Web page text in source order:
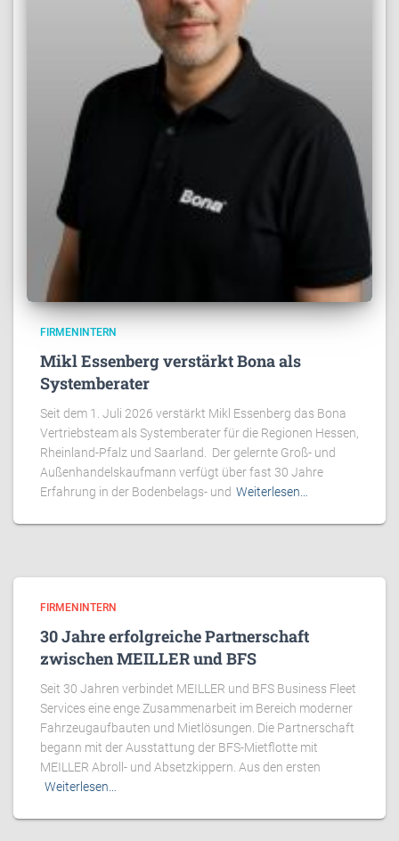
FIRMENINTERN
Mikl Essenberg verstärkt Bona als
Systemberater
Seit dem 1. Juli 2026 verstärkt Mikl Essenberg das Bona
Vertriebsteam als Systemberater für die Regionen Hessen,
Rheinland-Pfalz und Saarland. Der gelernte Groß- und
Außenhandelskaufmann verfügt über fast 30 Jahre
Erfahrung in der Bodenbelags- und Weiterlesen…
FIRMENINTERN
30 Jahre erfolgreiche Partnerschaft
zwischen MEILLER und BFS
Seit 30 Jahren verbindet MEILLER und BFS Business Fleet
Services eine enge Zusammenarbeit im Bereich moderner
Fahrzeugaufbauten und Mietlösungen. Die Partnerschaft
begann mit der Ausstattung der BFS-Mietflotte mit
MEILLER Abroll- und Absetzkippern. Aus den ersten
Weiterlesen…